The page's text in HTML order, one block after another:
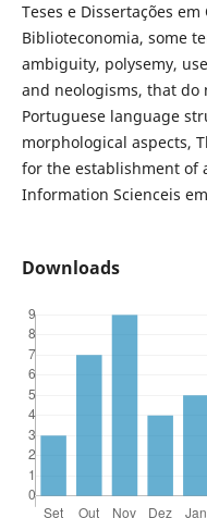
Teses e Dissertações
Biblioteconomia, some
ambiguity, polysemy,
and neologisms, that do
Portuguese language
morphological aspects,
for the establishment of
Information Scienceis
Downloads